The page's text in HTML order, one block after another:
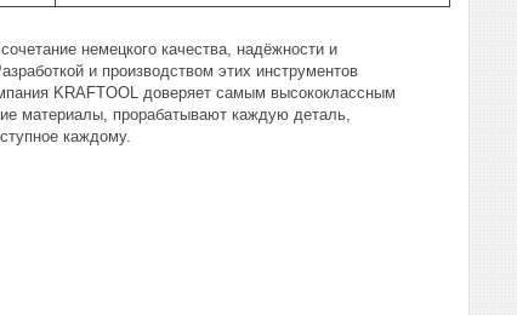
немецкого качества, надёжности и
и производством этих инструментов
KRAFTOOL доверяет самым высококлассным
материалы, прорабатывают каждую деталь,
каждому.